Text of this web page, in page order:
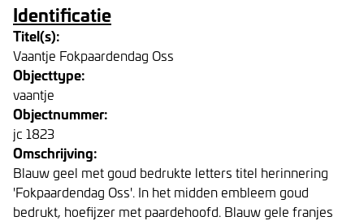
Identificatie
Titel(s):
Vaantje Fokpaardendag Oss
Objecttype:
vaantje
Objectnummer:
jc 1823
Omschrijving:
Blauw geel met goud bedrukte letters titel herinnering
'Fokpaardendag Oss'. In het midden embleem goud
bedrukt, hoefijzer met paardehoofd. Blauw gele franjes